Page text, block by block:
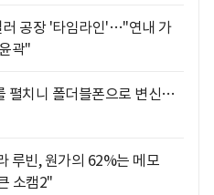
러 공장 '타임라인'…"연내 가
곽"
펼치니 폴더블폰으로 변신…
루빈, 원가의 62%는 메모
소캠2"